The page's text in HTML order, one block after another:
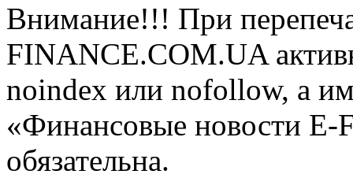
Внимание!!! При
FINANCE.COM.UA
noindex или nofollow, а
«Финансовые новости
обязательна.